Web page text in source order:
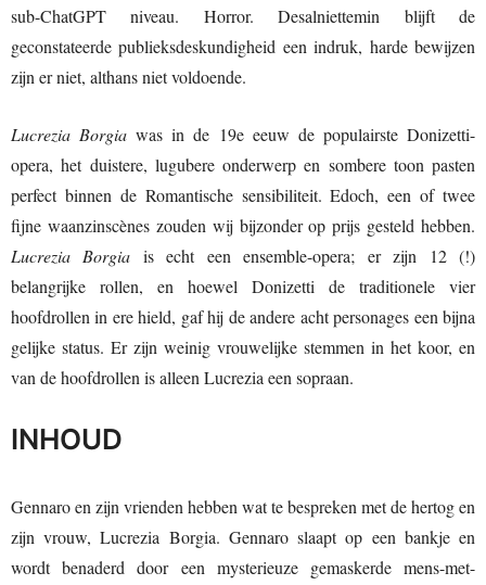
sub-ChatGPT niveau. Horror. Desalniettemin blijft de
geconstateerde publieksdeskundigheid een indruk, harde bewijzen
zijn er niet, althans niet voldoende.
Lucrezia Borgia was in de 19e eeuw de populairste Donizetti-
opera, het duistere, lugubere onderwerp en sombere toon pasten
perfect binnen de Romantische sensibiliteit. Edoch, een of twee
fijne waanzinscènes zouden wij bijzonder op prijs gesteld hebben.
Lucrezia Borgia is echt een ensemble-opera; er zijn 12 (!)
belangrijke rollen, en hoewel Donizetti de traditionele vier
hoofdrollen in ere hield, gaf hij de andere acht personages een bijna
gelijke status. Er zijn weinig vrouwelijke stemmen in het koor, en
van de hoofdrollen is alleen Lucrezia een sopraan.
INHOUD
Gennaro en zijn vrienden hebben wat te bespreken met de hertog en
zijn vrouw, Lucrezia Borgia. Gennaro slaapt op een bankje en
wordt benaderd door een mysterieuze gemaskerde mens-met-